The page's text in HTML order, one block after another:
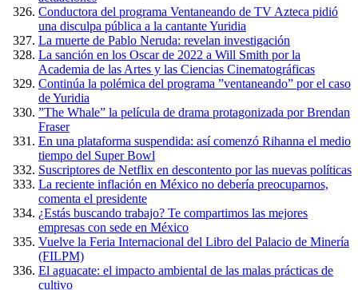
Conductora del programa Ventaneando de TV Azteca pidió
una disculpa pública a la cantante Yuridia
La muerte de Pablo Neruda: revelan investigación
La sanción en los Oscar de 2022 a Will Smith por la
Academia de las Artes y las Ciencias Cinematográficas
Continúa la polémica del programa ”ventaneando” por el caso
de Yuridia
”The Whale” la película de drama protagonizada por Brendan
Fraser
En una plataforma suspendida: así comenzó Rihanna el medio
tiempo del Super Bowl
Suscriptores de Netflix en descontento por las nuevas políticas
La reciente inflación en México no debería preocuparnos,
comenta el presidente
¿Estás buscando trabajo? Te compartimos las mejores
empresas con sede en México
Vuelve la Feria Internacional del Libro del Palacio de Minería
(FILPM)
El aguacate: el impacto ambiental de las malas prácticas de
cultivo